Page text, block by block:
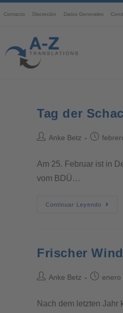
Contacto Discreción Datos Generales
Tag der
Anke Betz
Am 25. Februar ist in
vom BDÜ…
Continuar Leyendo
Frischer Wind
Anke Betz enero
Nach dem letzten Jahr